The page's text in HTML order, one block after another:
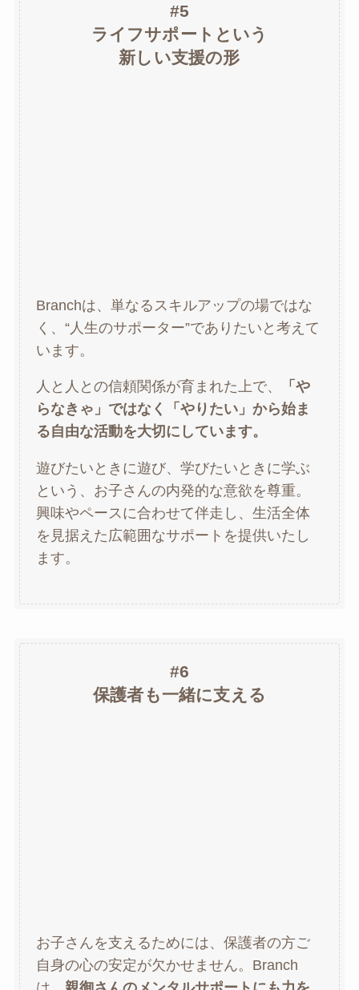
#5
ライフサポートという
新しい支援の形
Branchは、単なるスキルアップの場ではな
く、“人生のサポーター”でありたいと考えて
います。
人と人との信頼関係が育まれた上で、
「や
らなきゃ」ではなく「やりたい」から始ま
る自由な活動を大切にしています。
遊びたいときに遊び、学びたいときに学ぶ
という、お子さんの内発的な意欲を尊重。
興味やペースに合わせて伴走し、生活全体
を見据えた広範囲なサポートを提供いたし
ます。
#6
保護者も一緒に支える
お子さんを支えるためには、保護者の方ご
自身の心の安定が欠かせません。Branch